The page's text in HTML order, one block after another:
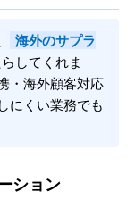
海外のサプラ
してくれま
・海外顧客対応
にくい業務でも
ション